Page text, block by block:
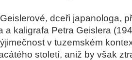
dceři japanologa,
a kaligrafa Petra Geislera
v tuzemském
století, aniž by však